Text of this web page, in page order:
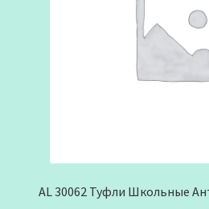
AL 30062 Туфли Школьные